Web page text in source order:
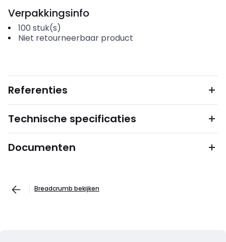
Verpakkingsinfo
100 stuk(s)
Niet retourneerbaar product
Referenties
Technische specificaties
Documenten
Breadcrumb bekijken